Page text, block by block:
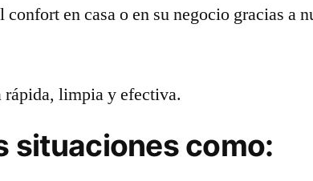
confort en casa o en su negocio gracias a
rápida, limpia y efectiva.
situaciones como: